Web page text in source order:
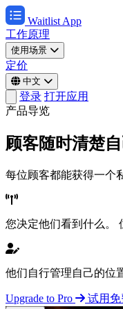
Waitlist App
工作原理
使用场景
定价
中文
登录 打开应用
产品导览
顾客随时清楚自
每位顾客都能获得一个
您决定他们看到什么。
他们自行管理自己的位
Upgrade to Pro 试用免